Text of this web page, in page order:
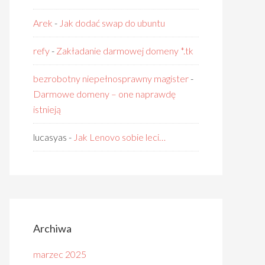
Arek - Jak dodać swap do ubuntu
refy- Zakładanie darmowej domeny *.tk
bezrobotny niepełnosprawny magister-
Darmowe domeny – one naprawdę
istnieją
lucasyas - Jak Lenovo sobie leci…
Archiwa
marzec 2025